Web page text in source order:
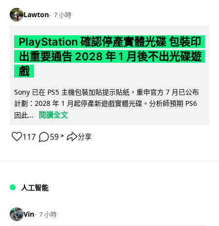
Lawton 7 小時
PlayStation 確認停產實體光碟 包裝印
出重要通告 2028 年 1 月後不出光碟遊
戲
Sony 已在 PS5 主機包裝加貼提示貼紙，重申官方 7 月已公布
計劃：2028 年 1 月起停產新遊戲實體光碟。分析師預期 PS6
因此...
閱讀全文
117 59 ↗ 分享
人工智能
Vin 7 小時